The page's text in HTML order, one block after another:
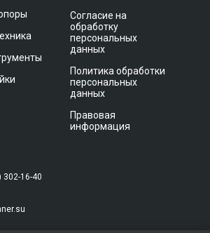
Согласие на
обработку
персональных
данных
Политика обработки
персональных
данных
Правовая
информация
302-16-40